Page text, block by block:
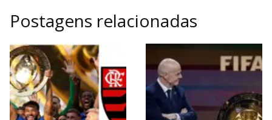
Postagens relacionadas